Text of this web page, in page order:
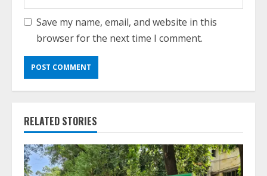
Save my name, email, and website in this
browser for the next time I comment.
RELATED STORIES